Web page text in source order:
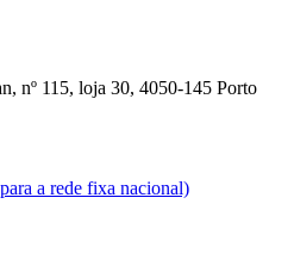
nº 115, loja 30, 4050-145 Porto
a rede fixa nacional)